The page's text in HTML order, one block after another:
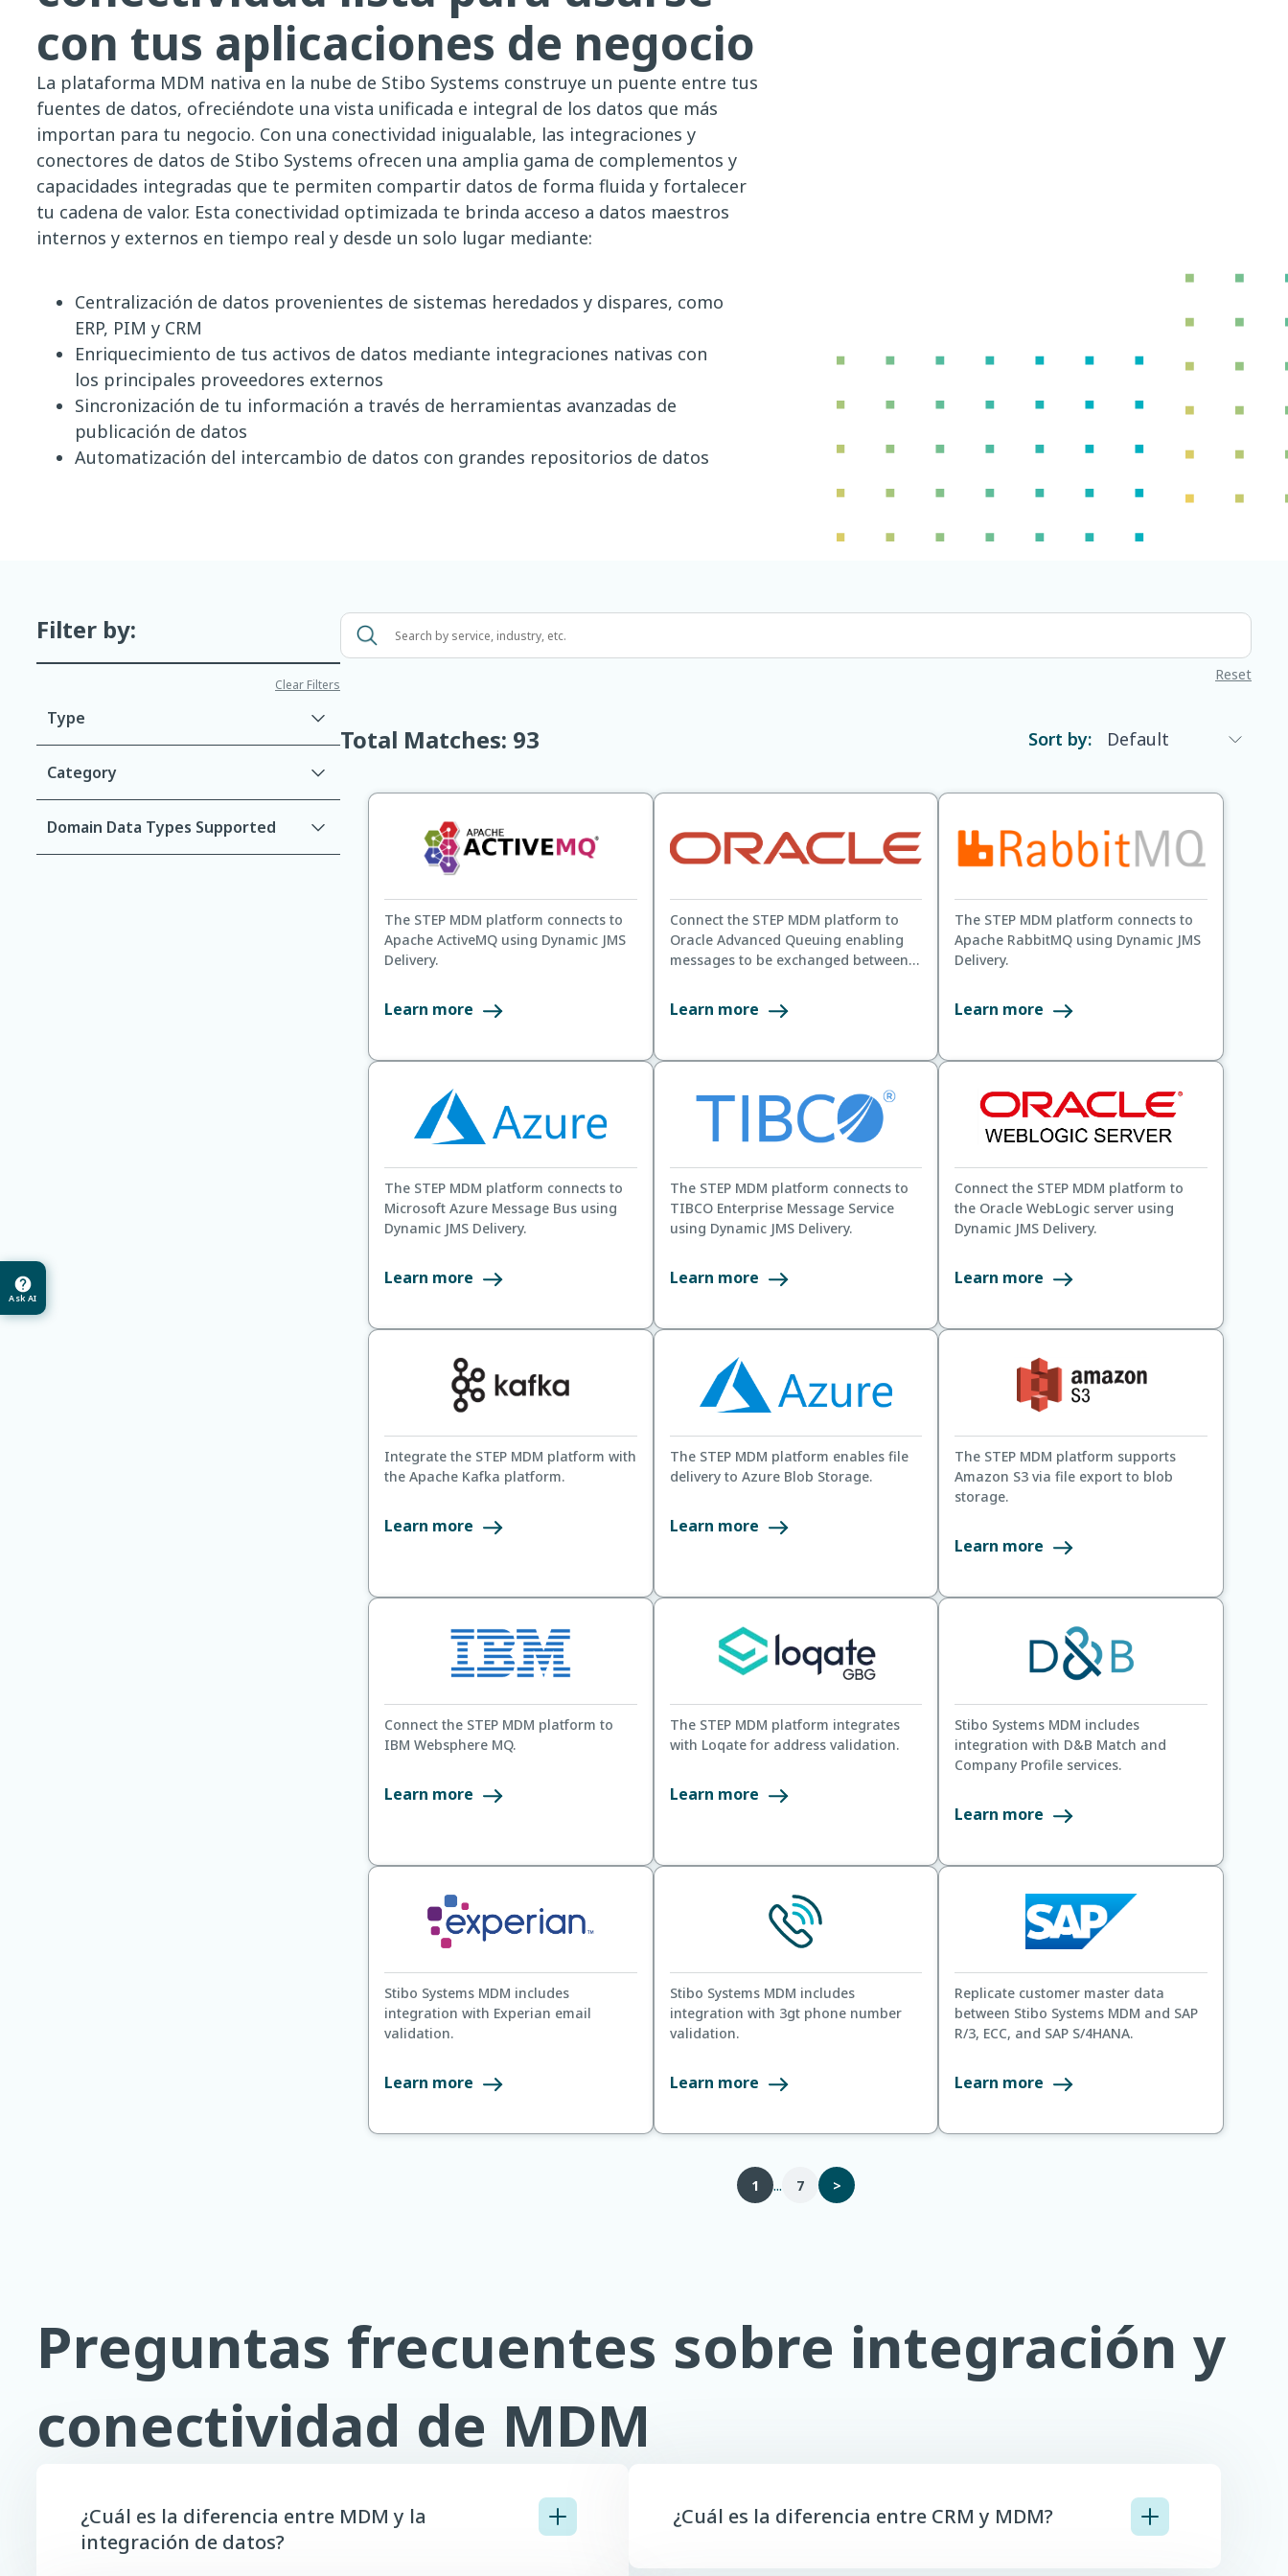
Ask AI
con tus aplicaciones de negocio
La plataforma MDM nativa en la nube de Stibo Systems construye un puente entre tus
fuentes de datos, ofreciéndote una vista unificada e integral de los datos que más
importan para tu negocio. Con una conectividad inigualable, las integraciones y
conectores de datos de Stibo Systems ofrecen una amplia gama de complementos y
capacidades integradas que te permiten compartir datos de forma fluida y fortalecer
tu cadena de valor. Esta conectividad optimizada te brinda acceso a datos maestros
internos y externos en tiempo real y desde un solo lugar mediante:
Centralización de datos provenientes de sistemas heredados y dispares, como
ERP, PIM y CRM
Enriquecimiento de tus activos de datos mediante integraciones nativas con
los principales proveedores externos
Sincronización de tu información a través de herramientas avanzadas de
publicación de datos
Automatización del intercambio de datos con grandes repositorios de datos
Filter by:
Clear Filters
Type
Category
Domain Data Types Supported
Search
by
service,
etc.
Reset
Total Matches: 93 Sort by:
The STEP MDM platform connects to
Apache ActiveMQ using Dynamic JMS
Delivery.
Learn more
Connect the STEP MDM platform to
Oracle Advanced Queuing enabling
messages to be exchanged between
Learn more
The STEP MDM platform connects to
Apache RabbitMQ using Dynamic JMS
Delivery.
Learn more
The STEP MDM platform connects to
Microsoft Azure Message Bus using
Dynamic JMS Delivery.
Learn more
The STEP MDM platform connects to
TIBCO Enterprise Message Service
using Dynamic JMS Delivery.
Learn more
Connect the STEP MDM platform to
the Oracle WebLogic server using
Dynamic JMS Delivery.
Learn more
Integrate the STEP MDM platform with
the Apache Kafka platform.
Learn more
The STEP MDM platform enables file
delivery to Azure Blob Storage.
Learn more
The STEP MDM platform supports
Amazon S3 via file export to blob
storage.
Learn more
Connect the STEP MDM platform to
IBM Websphere MQ.
Learn more
The STEP MDM platform integrates
with Loqate for address validation.
Learn more
Stibo Systems MDM includes
integration with D&B Match and
Company Profile services.
Learn more
Stibo Systems MDM includes
integration with Experian email
validation.
Learn more
Stibo Systems MDM includes
integration with 3gt phone number
validation.
Learn more
Replicate customer master data
between Stibo Systems MDM and SAP
R/3, ECC, and SAP S/4HANA.
Learn more
1 ... 7 >
Preguntas frecuentes sobre integración y
conectividad de MDM
¿Cuál es la diferencia entre MDM y la
integración de datos?
¿Cuál es la diferencia entre CRM y MDM?